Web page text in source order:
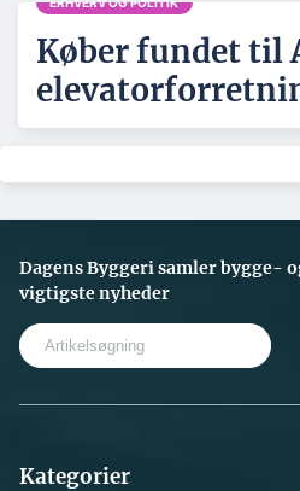
Køber fundet til
Dagens Byggeri samler bygge-
vigtigste nyheder
Kategorier